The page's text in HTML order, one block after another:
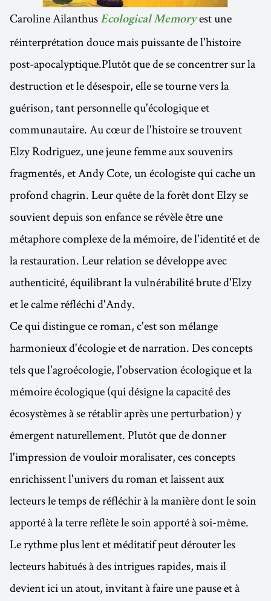
Caroline Ailanthus Ecological Memory est une
réinterprétation douce mais puissante de l'histoire
post-apocalyptique.Plutôt que de se concentrer sur la
destruction et le désespoir, elle se tourne vers la
guérison, tant personnelle qu'écologique et
communautaire. Au cœur de l'histoire se trouvent
Elzy Rodriguez, une jeune femme aux souvenirs
fragmentés, et Andy Cote, un écologiste qui cache un
profond chagrin. Leur quête de la forêt dont Elzy se
souvient depuis son enfance se révèle être une
métaphore complexe de la mémoire, de l'identité et de
la restauration. Leur relation se développe avec
authenticité, équilibrant la vulnérabilité brute d'Elzy
et le calme réfléchi d'Andy.
Ce qui distingue ce roman, c'est son mélange
harmonieux d'écologie et de narration. Des concepts
tels que l'agroécologie, l'observation écologique et la
mémoire écologique (qui désigne la capacité des
écosystèmes à se rétablir après une perturbation) y
émergent naturellement. Plutôt que de donner
l'impression de vouloir moralisater, ces concepts
enrichissent l'univers du roman et laissent aux
lecteurs le temps de réfléchir à la manière dont le soin
apporté à la terre reflète le soin apporté à soi-même.
Le rythme plus lent et méditatif peut dérouter les
lecteurs habitués à des intrigues rapides, mais il
devient ici un atout, invitant à faire une pause et à